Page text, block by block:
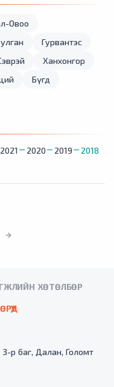
Овоо
Гурвантэс
Ханхонгор
Бүгд
2021 2020 2019
2018
ХӨТӨЛБӨР
р баг, Далан, Голомт